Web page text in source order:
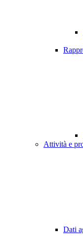
Attività e
Dati